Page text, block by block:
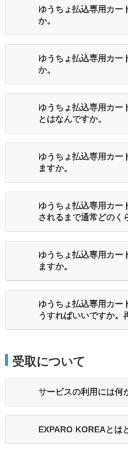
ゆうちょ払込専用カー
か。
ゆうちょ払込専用カー
か。
ゆうちょ払込専用カー
とはなんですか。
ゆうちょ払込専用カー
ますか。
ゆうちょ払込専用カー
されるまで通常どのく
ゆうちょ払込専用カー
ますか。
ゆうちょ払込専用カー
うすればいいですか。
受取について
サービスの利用には何
EXPARO KOREAとは